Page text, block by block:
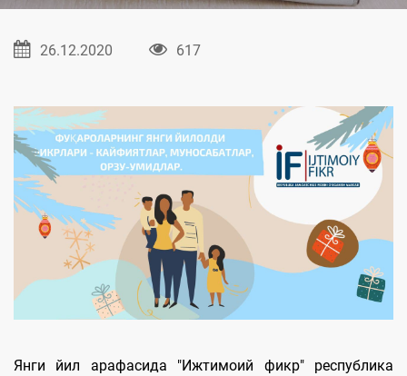
26.12.2020 617
Янги йил арафасида "Ижтимоий фикр" республика